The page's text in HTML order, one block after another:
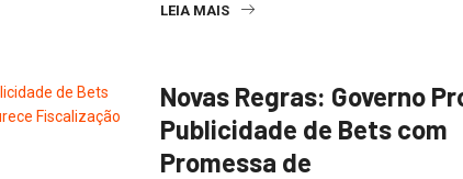
LEIA MAIS
Novas Regras: Governo
Publicidade de Bets com
Promessa de